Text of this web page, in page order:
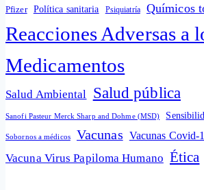
Pfizer Política sanitaria Psiquiatría Químicos
Reacciones Adversas a
Medicamentos
Salud Ambiental Salud pública
Sanofi Pasteur Merck Sharp and Dohme (MSD)
Sobornos a médicos Vacunas Vacunas Covid-
Vacuna Virus Papiloma Humano Ética